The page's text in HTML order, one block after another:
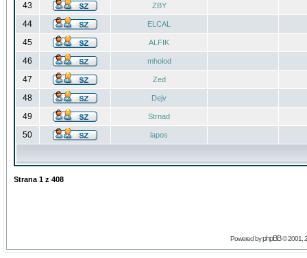
43 ZBY
44 ELCAL
45 ALFIK
46 mholod
47 Zed
48 Dejv
49 Strnad
50 lapos
Strana 1 z 408
Powered byphpBB© 2001,